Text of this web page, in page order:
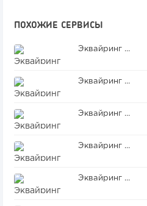
ПОХОЖИЕ СЕРВИСЫ
Эквайринг банка Открытие
Эквайринг Т-банка
Эквайринг банка Сбербанк
Эквайринг банка Россия
Эквайринг банка ДОМ.РФ